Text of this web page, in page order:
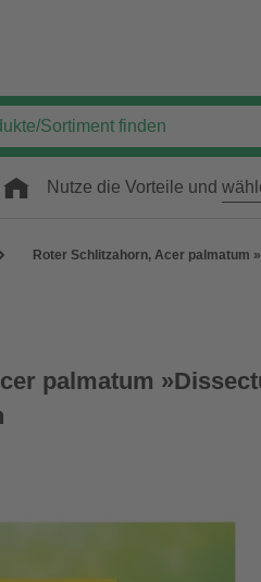
Nutze die Vorteile und
Roter Schlitzahorn, Acer palmatum
palmatum